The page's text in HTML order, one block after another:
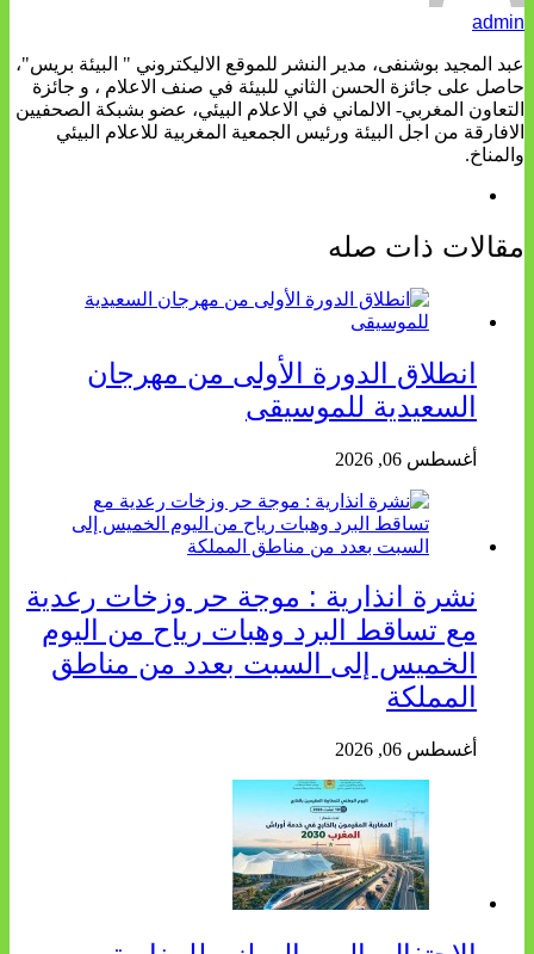
admin
عبد المجيد بوشنفى، مدير النشر للموقع الاليكتروني " البيئة بريس"،
حاصل على جائزة الحسن الثاني للبيئة في صنف الاعلام ، و جائزة
التعاون المغربي- الالماني في الاعلام البيئي، عضو بشبكة الصحفيين
الافارقة من اجل البيئة ورئيس الجمعية المغربية للاعلام البيئي
والمناخ.
مقالات ذات صله
انطلاق الدورة الأولى من مهرجان
السعيدية للموسيقى
أغسطس 06, 2026
نشرة انذارية : موجة حر وزخات رعدية
مع تساقط البرد وهبات رياح من اليوم
الخميس إلى السبت بعدد من مناطق
المملكة
أغسطس 06, 2026